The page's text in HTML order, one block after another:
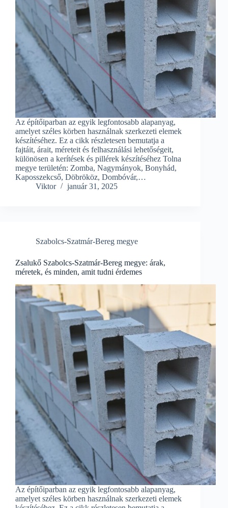
Az építőiparban az egyik legfontosabb alapanyag,
amelyet széles körben használnak szerkezeti elemek
készítéséhez. Ez a cikk részletesen bemutatja a
fajtáit, árait, méreteit és felhasználási lehetőségeit,
különösen a kerítések és pillérek készítéséhez Tolna
megye területén: Zomba, Nagymányok, Bonyhád,
Kaposszekcső, Döbrököz, Dombóvár,…
Viktor
január 31, 2025
Szabolcs-Szatmár-Bereg megye
Zsalukő Szabolcs-Szatmár-Bereg megye: árak,
méretek, és minden, amit tudni érdemes
Az építőiparban az egyik legfontosabb alapanyag,
amelyet széles körben használnak szerkezeti elemek